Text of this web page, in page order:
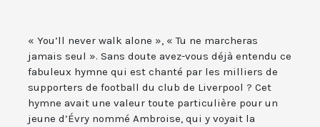
« You’ll never walk alone », « Tu ne marcheras
jamais seul ». Sans doute avez-vous déjà entendu ce
fabuleux hymne qui est chanté par les milliers de
supporters de football du club de Liverpool ? Cet
hymne avait une valeur toute particulière pour un
jeune d’Évry nommé Ambroise, qui y voyait la